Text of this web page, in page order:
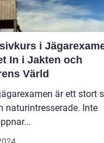
i
In i Jakten och
Värld
är ett stort
naturintresserade. Inte